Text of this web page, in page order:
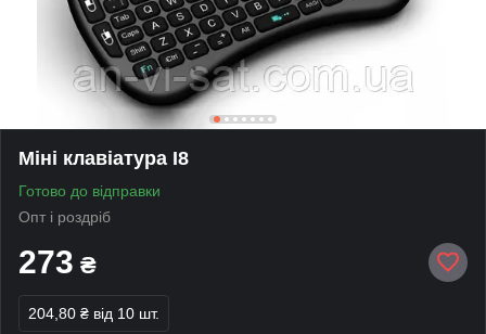
Міні клавіатура I8
Готово до відправки
Опт і роздріб
273 ₴
204,80 ₴ від 10 шт.